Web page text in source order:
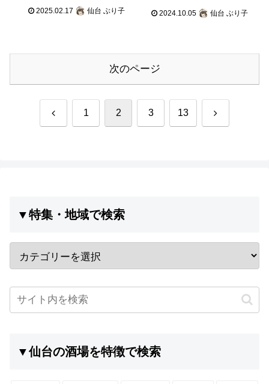
2025.02.17 仙台 ぶり子 2024.10.05 仙台 ぶり子
次のページ
前 1 2 3 13 次
▼特集・地域で検索
▼仙台の酒場を特徴で検索